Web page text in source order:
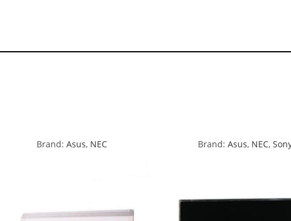
Brand: Asus, NEC,
Brand: Asus, NEC